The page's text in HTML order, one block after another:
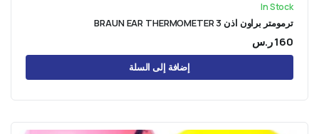
In Stock
ترمومتر براون اذن BRAUN EAR THERMOMETER 3
160ر.س
إضافة إلى السلة